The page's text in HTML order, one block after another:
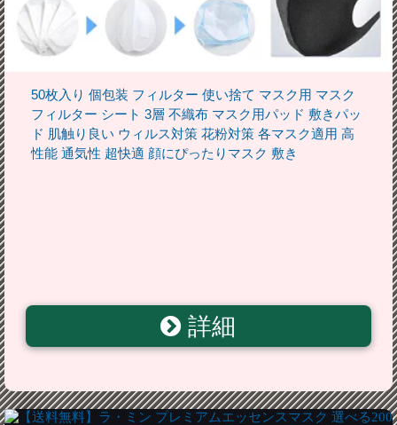
50枚入り 個包装 フィルター 使い捨て マスク用 マスク
フィルター シート 3層 不織布 マスク用パッド 敷きパッ
ド 肌触り良い ウィルス対策 花粉対策 各マスク適用 高
性能 通気性 超快適 顔にぴったりマスク 敷き
詳細